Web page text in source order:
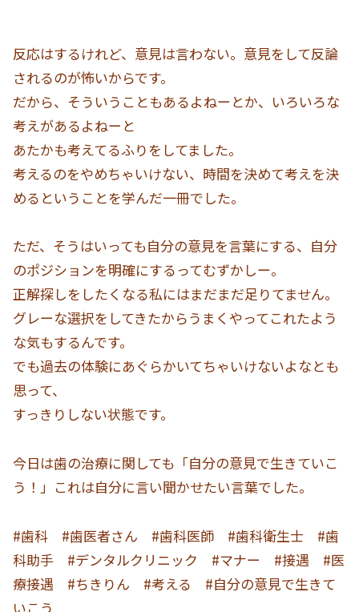
反応はするけれど、意見は言わない。意見をして反論
されるのが怖いからです。
だから、そういうこともあるよねーとか、いろいろな
考えがあるよねーと
あたかも考えてるふりをしてました。
考えるのをやめちゃいけない、時間を決めて考えを決
めるということを学んだ一冊でした。
ただ、そうはいっても自分の意見を言葉にする、自分
のポジションを明確にするってむずかしー。
正解探しをしたくなる私にはまだまだ足りてません。
グレーな選択をしてきたからうまくやってこれたよう
な気もするんです。
でも過去の体験にあぐらかいてちゃいけないよなとも
思って、
すっきりしない状態です。
今日は歯の治療に関しても「自分の意見で生きていこ
う！」これは自分に言い聞かせたい言葉でした。
#歯科 #歯医者さん #歯科医師 #歯科衛生士 #歯
科助手 #デンタルクリニック #マナー #接遇 #医
療接遇 #ちきりん #考える #自分の意見で生きて
いこう